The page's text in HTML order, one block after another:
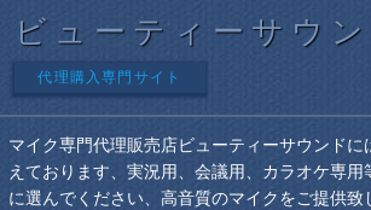
ビューティーサウ
代理購入専門サイト
マイク専門代理販売店ビューティーサウンドに
えております、実況用、会議用、カラオケ専用
に選んでください、高音質のマイクをご提供致